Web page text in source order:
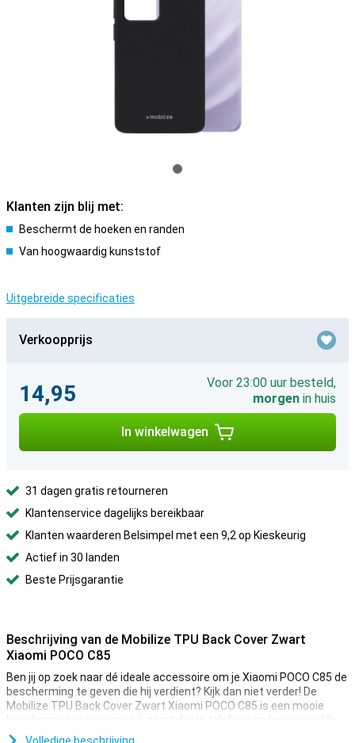
Klanten zijn blij met:
Beschermt de hoeken en randen
Van hoogwaardig kunststof
Uitgebreide specificaties
Verkoopprijs
14,95
Voor 23:00 uur besteld,
morgen in huis
In winkelwagen
31 dagen gratis retourneren
Klantenservice dagelijks bereikbaar
Klanten waarderen Belsimpel met een 9,2 op Kieskeurig
Actief in 30 landen
Beste Prijsgarantie
Beschrijving van de Mobilize TPU Back Cover Zwart
Xiaomi POCO C85
Ben jij op zoek naar dé ideale accessoire om je Xiaomi POCO C85 de
bescherming te geven die hij verdient? Kijk dan niet verder! De
Mobilize TPU Back Cover Zwart Xiaomi POCO C85 is een mooie
beschermcase waarmee jij zorgt dat je telefoon zo lang mogelijk
mee gaat.